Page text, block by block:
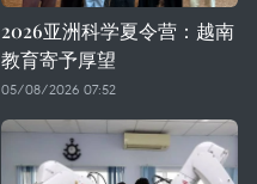
2026亚洲科学夏令营：越南
教育寄予厚望
05/08/2026 07:52